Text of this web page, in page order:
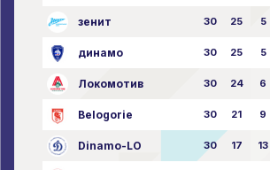
зенит 30 25 5
динамо 30 25 5
Локомотив 30 24 6
Belogorie 30 21 9
Dinamo-LO 30 17 13